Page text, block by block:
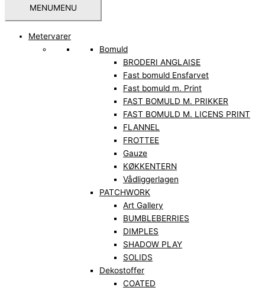
MENUMENU
Metervarer
Bomuld
BRODERI ANGLAISE
Fast bomuld Ensfarvet
Fast bomuld m. Print
FAST BOMULD M. PRIKKER
FAST BOMULD M. LICENS PRINT
FLANNEL
FROTTEE
Gauze
KØKKENTERN
Vådliggerlagen
PATCHWORK
Art Gallery
BUMBLEBERRIES
DIMPLES
SHADOW PLAY
SOLIDS
Dekostoffer
COATED